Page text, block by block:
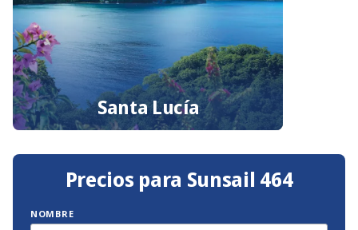
Santa Lucía
Precios para Sunsail 464
NOMBRE